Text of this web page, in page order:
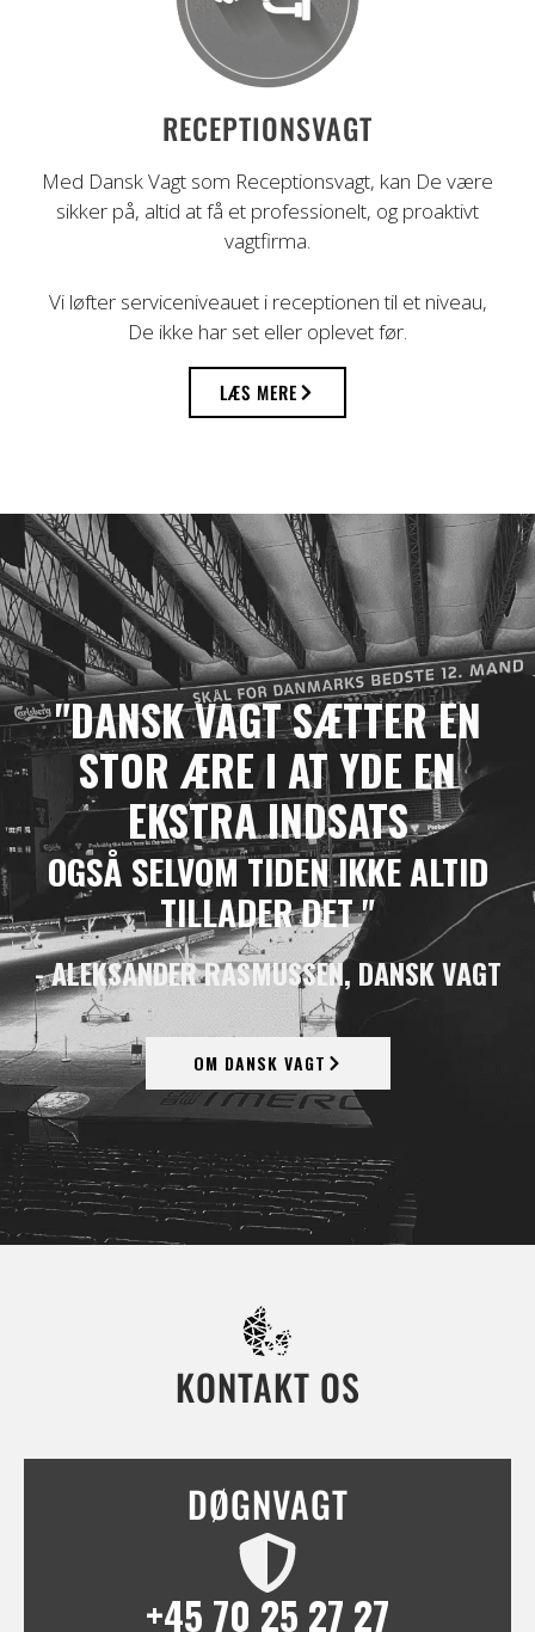
RECEPTIONSVAGT
Med Dansk Vagt som Receptionsvagt, kan De være
sikker på, altid at få et professionelt, og proaktivt
vagtfirma.
Vi løfter serviceniveauet i receptionen til et niveau,
De ikke har set eller oplevet før.
LÆS MERE
"DANSK VAGT SÆTTER EN
STOR ÆRE I AT YDE EN
EKSTRA INDSATS
OGSÅ SELVOM TIDEN IKKE ALTID
TILLADER DET "
- ALEKSANDER RASMUSSEN, DANSK VAGT
OM DANSK VAGT
KONTAKT OS
DØGNVAGT
+45 70 25 27 27